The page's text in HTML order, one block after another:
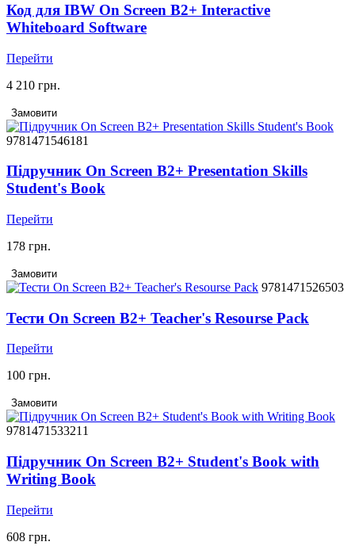
Код для IBW On Screen B2+ Interactive
Whiteboard Software
Перейти
4 210 грн.
Замовити
9781471546181
Підручник On Screen B2+ Presentation Skills
Student's Book
Перейти
178 грн.
Замовити
9781471526503
Тести On Screen B2+ Teacher's Resourse Pack
Перейти
100 грн.
Замовити
9781471533211
Підручник On Screen B2+ Student's Book with
Writing Book
Перейти
608 грн.